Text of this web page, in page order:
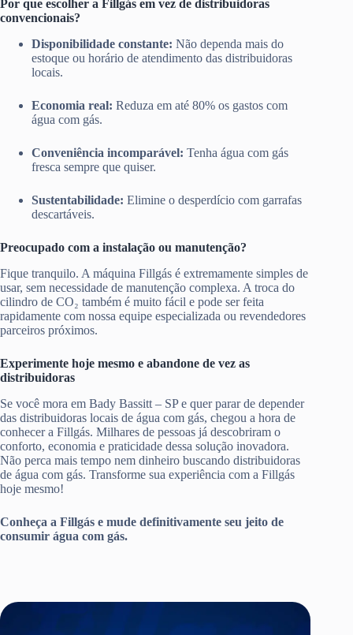
Por que escolher a Fillgás em vez de distribuidoras
convencionais?
Disponibilidade constante: Não dependa mais do
estoque ou horário de atendimento das distribuidoras
locais.
Economia real: Reduza em até 80% os gastos com
água com gás.
Conveniência incomparável: Tenha água com gás
fresca sempre que quiser.
Sustentabilidade: Elimine o desperdício com garrafas
descartáveis.
Preocupado com a instalação ou manutenção?
Fique tranquilo. A máquina Fillgás é extremamente simples de
usar, sem necessidade de manutenção complexa. A troca do
cilindro de CO₂ também é muito fácil e pode ser feita
rapidamente com nossa equipe especializada ou revendedores
parceiros próximos.
Experimente hoje mesmo e abandone de vez as
distribuidoras
Se você mora em Bady Bassitt – SP e quer parar de depender
das distribuidoras locais de água com gás, chegou a hora de
conhecer a Fillgás. Milhares de pessoas já descobriram o
conforto, economia e praticidade dessa solução inovadora.
Não perca mais tempo nem dinheiro buscando distribuidoras
de água com gás. Transforme sua experiência com a Fillgás
hoje mesmo!
Conheça a Fillgás e mude definitivamente seu jeito de
consumir água com gás.